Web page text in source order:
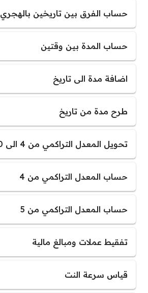
حساب الفرق بين تاريخين بالهجري
حساب المدة بين وقتين
اضافة مدة الى تاريخ
طرح مدة من تاريخ
تحويل المعدل التراكمي من 4 الى 100
حساب المعدل التراكمي من 4
حساب المعدل التراكمي من 5
تفقيط عملات ومبالغ مالية
قياس سرعة النت